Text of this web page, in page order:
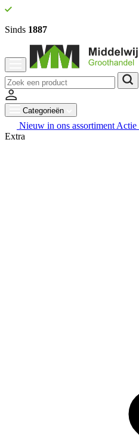
Sinds 1887
Categorieën
Nieuw in ons assortiment Actie
Extra